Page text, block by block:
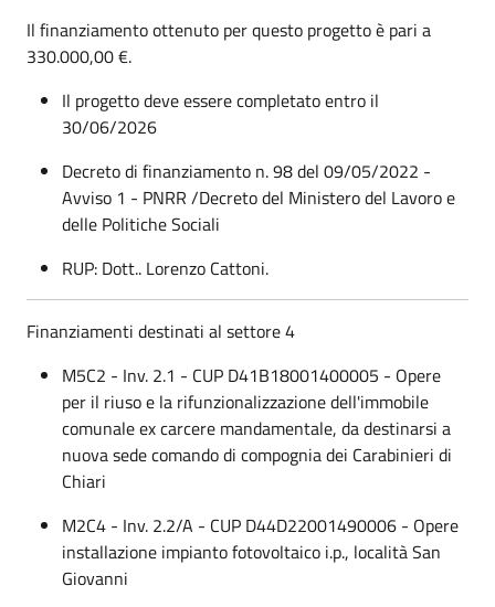
Il finanziamento ottenuto per questo progetto è pari a
330.000,00 €.
Il progetto deve essere completato entro il
30/06/2026
Decreto di finanziamento n. 98 del 09/05/2022 -
Avviso 1 - PNRR /Decreto del Ministero del Lavoro e
delle Politiche Sociali
RUP: Dott.. Lorenzo Cattoni.
Finanziamenti destinati al settore 4
M5C2 - Inv. 2.1 - CUP D41B18001400005 - Opere
per il riuso e la rifunzionalizzazione dell'immobile
comunale ex carcere mandamentale, da destinarsi a
nuova sede comando di compognia dei Carabinieri di
Chiari
M2C4 - Inv. 2.2/A - CUP D44D22001490006 - Opere
installazione impianto fotovoltaico i.p., località San
Giovanni